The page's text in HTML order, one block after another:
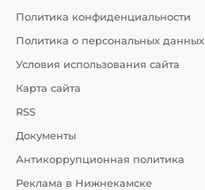
Политика конфиденциальности
Политика о персональных данных
Условия использования сайта
Карта сайта
RSS
Документы
Антикоррупционная политика
Реклама в Нижнекамске